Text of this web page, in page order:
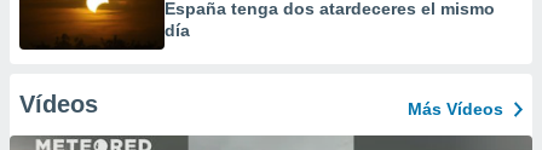
España tenga dos atardeceres el mismo
día
Vídeos Más Vídeos